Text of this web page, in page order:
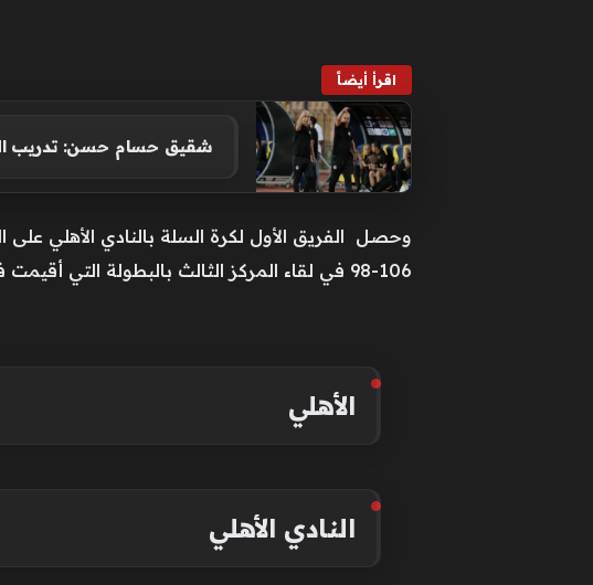
اقرأ أيضاً
شقيق حسام حسن: تدريب التوأم
106-98 في لقاء المركز الثالث بالبطولة التي أقيمت في رواندا.
الأهلي
النادي الأهلي